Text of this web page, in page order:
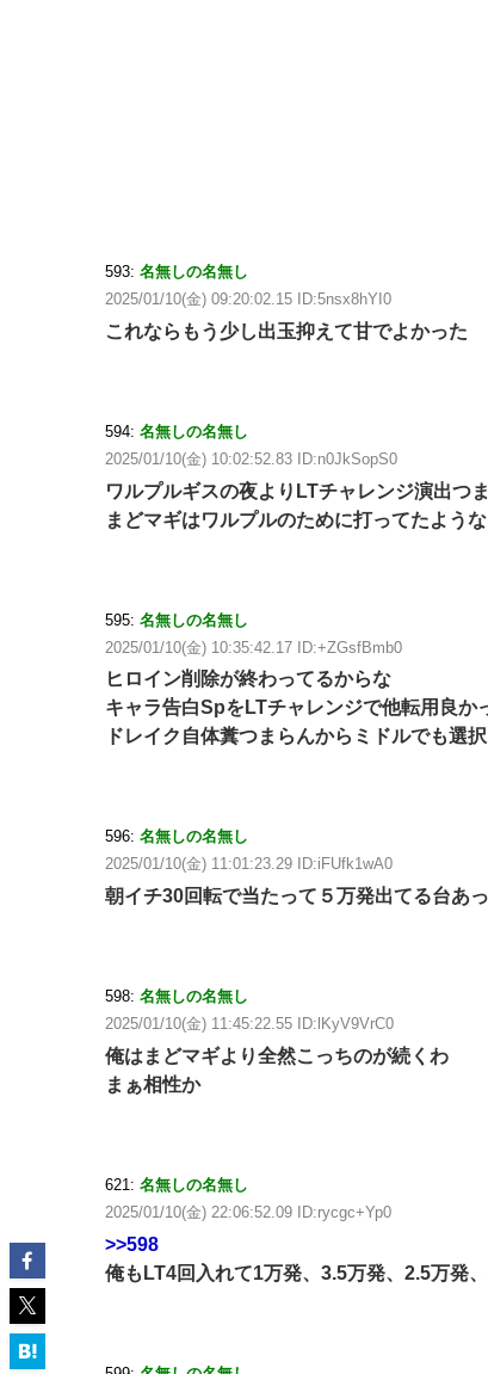
593: 名無しの名無し
2025/01/10(金) 09:20:02.15 ID:5nsx8hYI0
これならもう少し出玉抑えて甘でよかった
594: 名無しの名無し
2025/01/10(金) 10:02:52.83 ID:n0JkSopS0
ワルプルギスの夜よりLTチャレンジ演出つ
まどマギはワルプルのために打ってたよう
595: 名無しの名無し
2025/01/10(金) 10:35:42.17 ID:+ZGsfBmb0
ヒロイン削除が終わってるからな
キャラ告白SpをLTチャレンジで他転用良か
ドレイク自体糞つまらんからミドルでも選
596: 名無しの名無し
2025/01/10(金) 11:01:23.29 ID:iFUfk1wA0
朝イチ30回転で当たって５万発出てる台あ
598: 名無しの名無し
2025/01/10(金) 11:45:22.55 ID:lKyV9VrC0
俺はまどマギより全然こっちのが続くわ
まぁ相性か
621: 名無しの名無し
2025/01/10(金) 22:06:52.09 ID:rycgc+Yp0
>>598
俺もLT4回入れて1万発、3.5万発、2.5万発